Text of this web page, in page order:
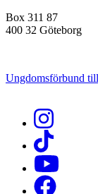
Box 311 87
400 32 Göteborg
Ungdomsförbund